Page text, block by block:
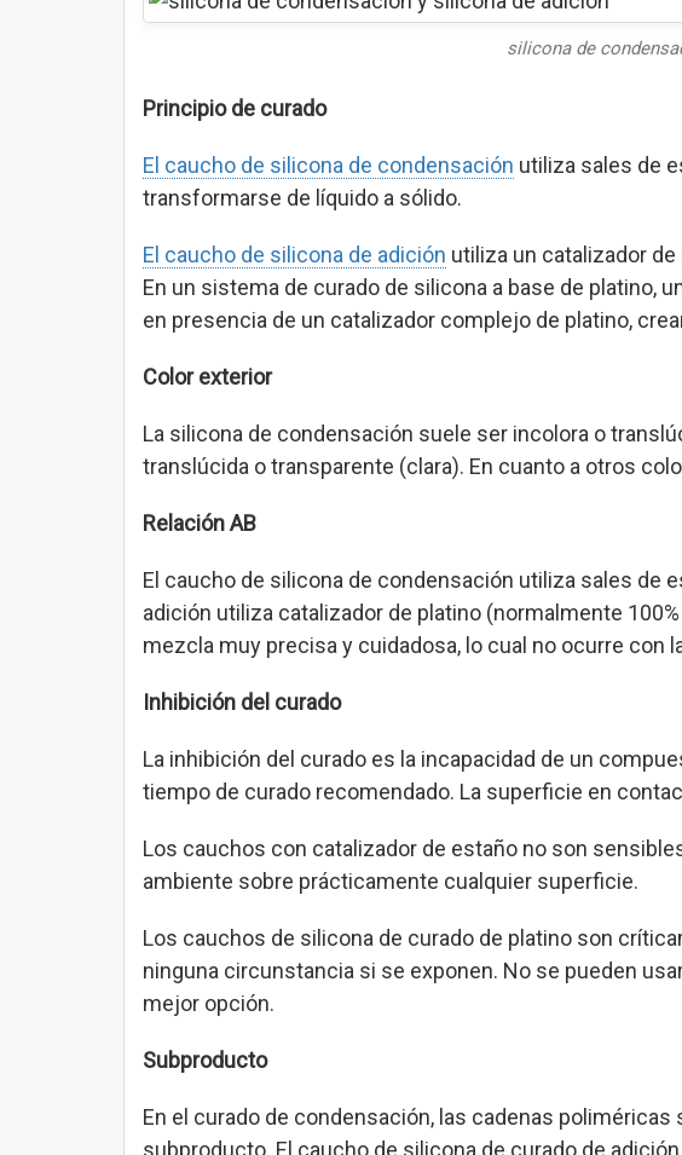
silicona de
Principio de curado
El caucho de silicona de condensación utiliza sales de
transformarse de líquido a sólido.
El caucho de silicona de adición utiliza un catalizador
En un sistema de curado de silicona a base de platino,
en presencia de un catalizador complejo de platino,
Color exterior
La silicona de condensación suele ser incolora o
translúcida o transparente (clara). En cuanto a otros
Relación AB
El caucho de silicona de condensación utiliza sales de
adición utiliza catalizador de platino (normalmente
mezcla muy precisa y cuidadosa, lo cual no ocurre con
Inhibición del curado
La inhibición del curado es la incapacidad de un
tiempo de curado recomendado. La superficie en
Los cauchos con catalizador de estaño no son
ambiente sobre prácticamente cualquier superficie.
Los cauchos de silicona de curado de platino son
ninguna circunstancia si se exponen. No se pueden
mejor opción.
Subproducto
En el curado de condensación, las cadenas
subproducto. El caucho de silicona de curado de